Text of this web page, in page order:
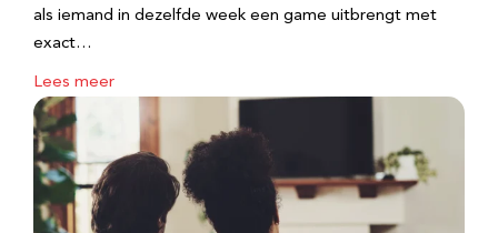
als iemand in dezelfde week een game uitbrengt met
exact…
Lees meer